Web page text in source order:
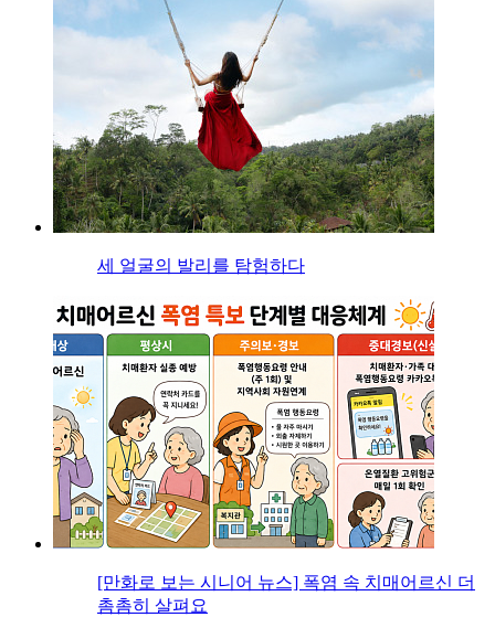
세 얼굴의 발리를 탐험하다
[만화로 보는 시니어 뉴스] 폭염 속 치매어르신 더
촘촘히 살펴요